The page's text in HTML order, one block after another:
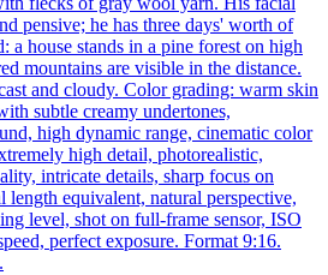
pensive; he has three days' worth of
a house stands in a pine forest on high
mountains are visible in the distance.
and cloudy. Color grading: warm skin
subtle creamy undertones,
high dynamic range, cinematic color
high detail, photorealistic,
intricate details, sharp focus on
length equivalent, natural perspective,
level, shot on full-frame sensor, ISO
perfect exposure. Format 9:16.